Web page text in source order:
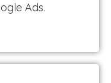
Ads.